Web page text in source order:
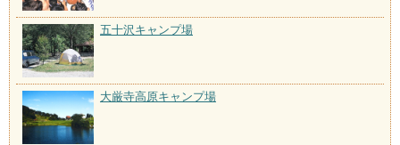
五十沢キャンプ場
大厳寺高原キャンプ場